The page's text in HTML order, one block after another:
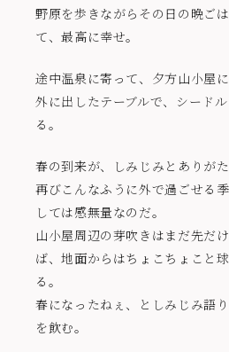
野原を歩きながらその日の晩ご
て、最高に幸せ。
途中温泉に寄って、夕方山小屋に
外に出したテーブルで、シード
る。
春の到来が、しみじみとありがた
再びこんなふうに外で過ごせる
しては感無量なのだ。
山小屋周辺の芽吹きはまだ先だ
ば、地面からはちょこちょこと
る。
春になったねぇ、としみじみ語
を飲む。